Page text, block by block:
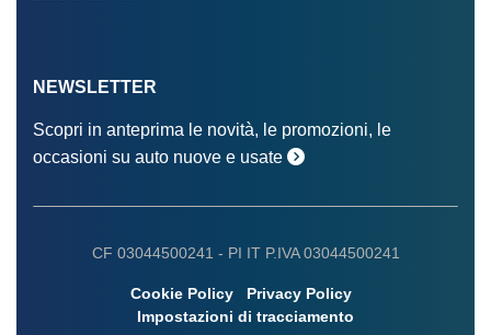
NEWSLETTER
Scopri in anteprima le novità, le promozioni, le
occasioni su auto nuove e usate
CF 03044500241 - PI IT P.IVA 03044500241
Cookie Policy
Privacy Policy
Impostazioni di tracciamento